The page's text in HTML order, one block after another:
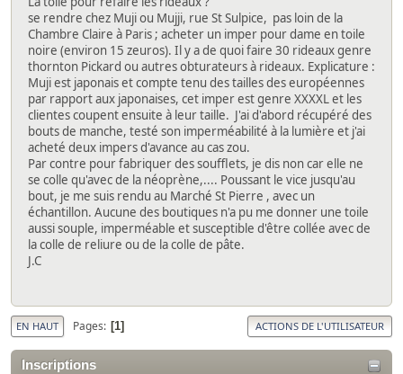
Inscriptions
se rendre chez Muji ou Mujji, rue St Sulpice, pas loin de la
Chambre Claire à Paris ; acheter un imper pour dame en toile
noire (environ 15 zeuros). Il y a de quoi faire 30 rideaux genre
thornton Pickard ou autres obturateurs à rideaux. Explicature :
Muji est japonais et compte tenu des tailles des européennes
par rapport aux japonaises, cet imper est genre XXXXL et les
clientes coupent ensuite à leur taille. J'ai d'abord récupéré des
bouts de manche, testé son imperméabilité à la lumière et j'ai
acheté deux impers d'avance au cas zou.
Par contre pour fabriquer des soufflets, je dis non car elle ne
se colle qu'avec de la néoprène,.... Poussant le vice jusqu'au
bout, je me suis rendu au Marché St Pierre , avec un
échantillon. Aucune des boutiques n'a pu me donner une toile
aussi souple, imperméable et susceptible d'être collée avec de
la colle de reliure ou de la colle de pâte.
J.C
EN HAUT Pages 1 ACTIONS DE L'UTILISATEUR